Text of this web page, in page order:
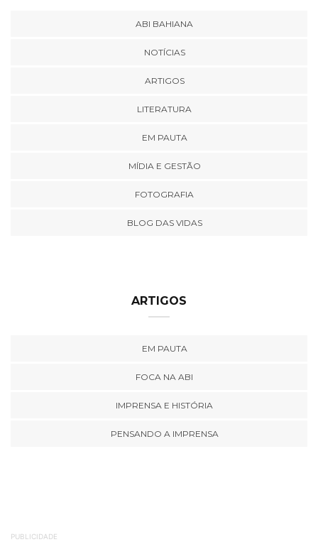
ABI BAHIANA
NOTÍCIAS
ARTIGOS
LITERATURA
EM PAUTA
MÍDIA E GESTÃO
FOTOGRAFIA
BLOG DAS VIDAS
ARTIGOS
EM PAUTA
FOCA NA ABI
IMPRENSA E HISTÓRIA
PENSANDO A IMPRENSA
PUBLICIDADE